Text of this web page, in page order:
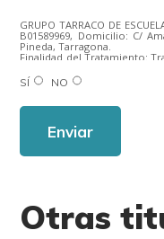
GRUPO TARRACO DE
B01589969, Domicilio: C/
Pineda, Tarragona.
Finalidad del Tratamiento:
los productos ofrecidos y
interés.
Derechos: Puede ejercitar
Para más información
SÍ NO
Otras